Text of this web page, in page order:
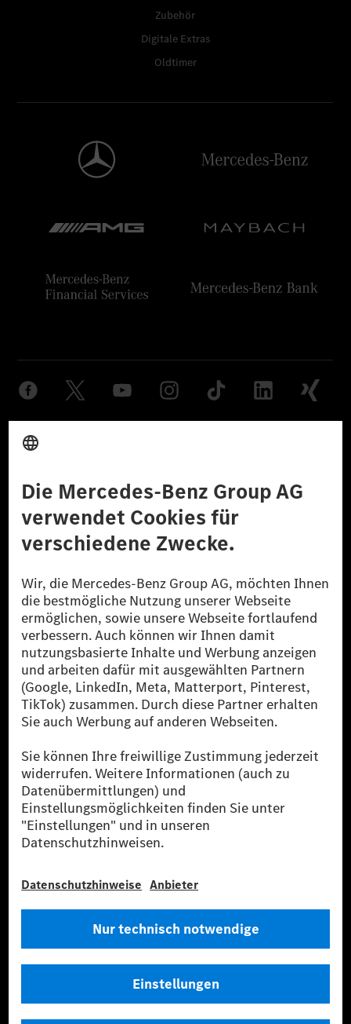
Zubehör
Digitale Extras
Oldtimer
© 2026 Mercedes-Benz Group AG. Alle Rechte vorbehalten.
reduzierte CO₂-Emissionen bei der Mercedes-Benz Group durch
zertifizierte Ausgleichsprojekte kompensiert werden.
[2] Renewable Charging ist ein integraler Bestandteil von MB.CHARGE
Public in Europa, den USA, Kanada und China. Sofern an der jeweiligen
Ladestation noch kein Strom aus erneuerbaren Energien vorliegt,
verwendet Renewable Charging Grünstromzertifikate*. Diese stellen
sicher, dass für Ladevorgänge über MB.CHARGE Public eine äquivalente
Strommenge aus erneuerbaren Energien ins Stromnetz eingespeist wird.
Sie stammen ausschließlich aus Wind- und Solarkraftanlagen, die jünger
als sechs Jahre sind.
* Inkl. EKOenergy Ökolabel
* Die angegebenen Werte wurden nach dem vorgeschriebenen
Messverfahren WLTP (Worldwide harmonised Light vehicles Test
Procedure) ermittelt. Die angegebenen Spannweiten beziehen sich auf
den europäischen Markt. Der Energieverbrauch und der CO₂-Ausstoß
eines Pkw sind nicht nur von der effizienten Ausnutzung des Kraftstoffs
bzw. des Energieträgers durch den Pkw, sondern auch vom Fahrstil und
anderen nichttechnischen Faktoren abhängig.
** Der Stromverbrauch wurde auf der Grundlage der VO 692/2008/EG
wurden intern nach Maßgabe der Zertifizierungsmethode „WLTP-
Prüfverfahren“ ermittelt. Es liegen bislang weder bestätigte Werte von
einer amtlich anerkannten Prüforganisation noch eine EG-
Typgenehmigung noch eine Konformitätsbescheinigung mit amtlichen
Werten vor. Abweichungen zwischen den Angaben und den amtlichen